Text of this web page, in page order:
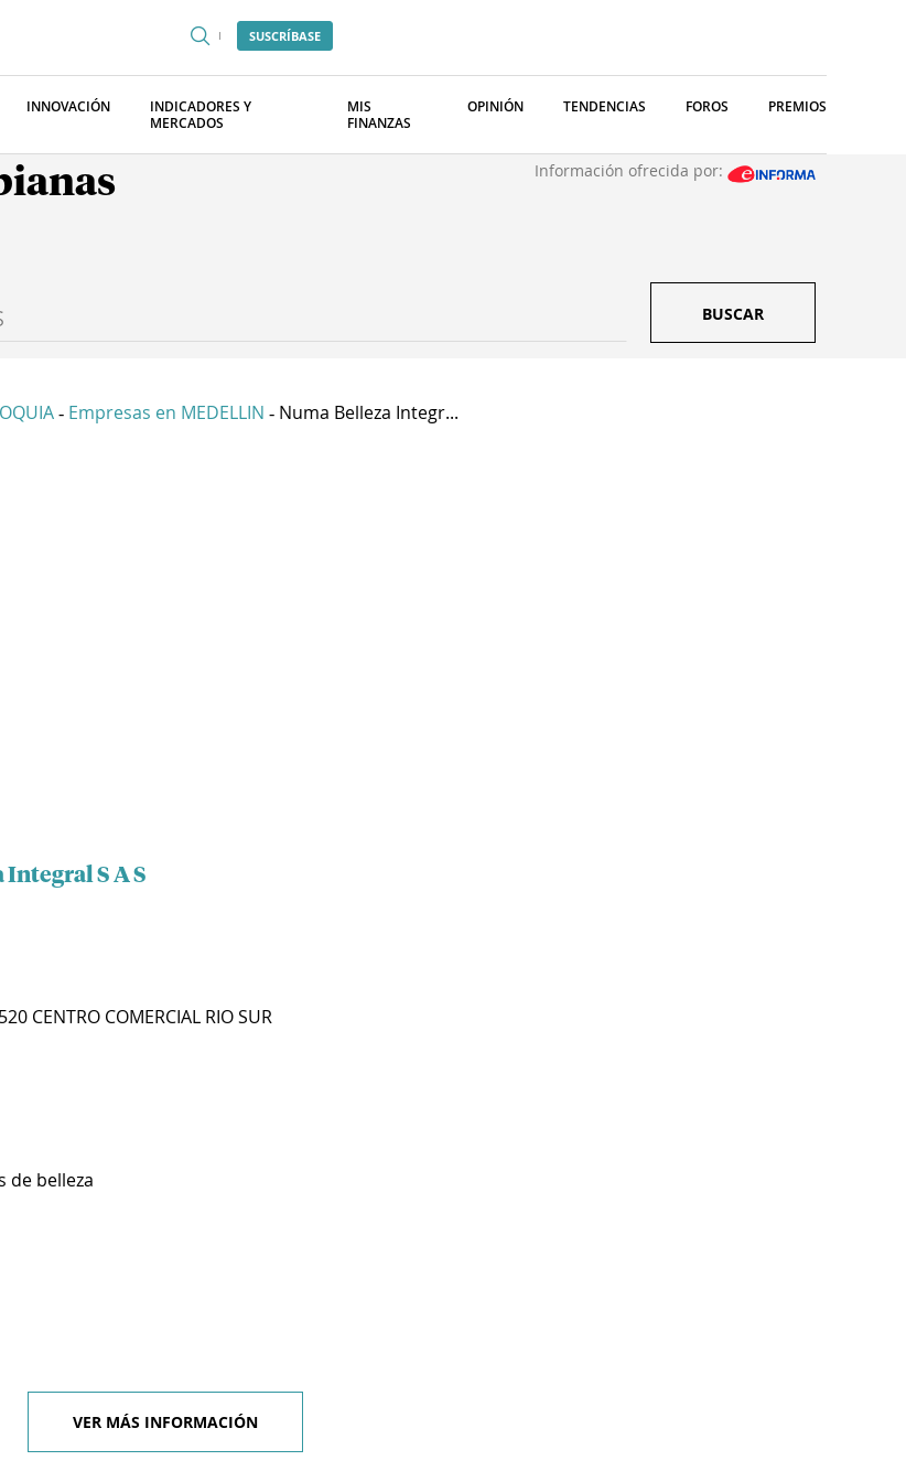
SUSCRÍBASE
INNOVACIÓN
INDICADORES Y
MERCADOS
MIS
FINANZAS
OPINIÓN TENDENCIAS FOROS PREMIOS
Información ofrecida por:
BUSCAR
- Empresas en MEDELLIN - Numa Belleza Integr...
S A S
CENTRO COMERCIAL RIO SUR
de belleza
VER MÁS INFORMACIÓN